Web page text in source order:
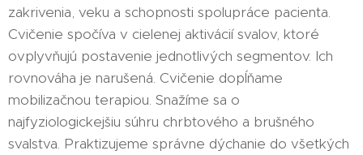
zakrivenia, veku a schopnosti spolupráce pacienta.
Cvičenie spočíva v cielenej aktivácií svalov, ktoré
ovplyvňujú postavenie jednotlivých segmentov. Ich
rovnováha je narušená. Cvičenie dopĺňame
mobilizačnou terapiou. Snažíme sa o
najfyziologickejšiu súhru chrbtového a brušného
svalstva. Praktizujeme správne dýchanie do všetkých